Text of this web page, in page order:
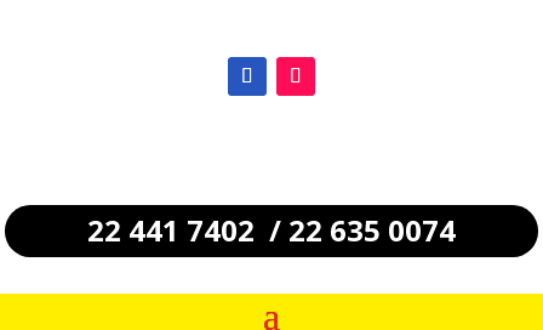
22 441 7402 / 22 635 0074